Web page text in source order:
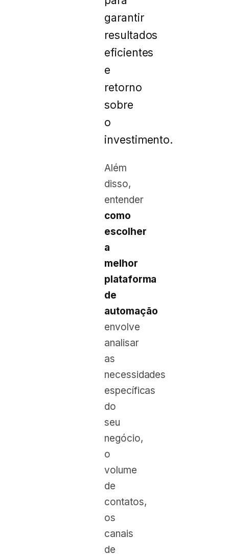
garantir
resultados
eficientes
e
retorno
sobre
o
investimento.
Além
disso,
entender
como
escolher
a
melhor
plataforma
de
automação
envolve
analisar
as
necessidades
específicas
do
seu
negócio,
o
volume
de
contatos,
os
canais
de